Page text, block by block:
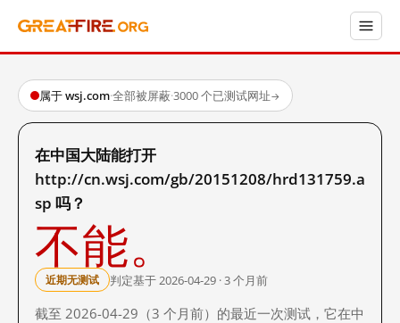
属于 wsj.com·全部被屏蔽·3000 个已测试网址→
在中国大陆能打开
http://cn.wsj.com/gb/20151208/hrd131759.a
sp 吗？
不能。
近期无测试 判定基于 2026-04-29 · 3 个月前
截至 2026-04-29（3 个月前）的最近一次测试，它在中